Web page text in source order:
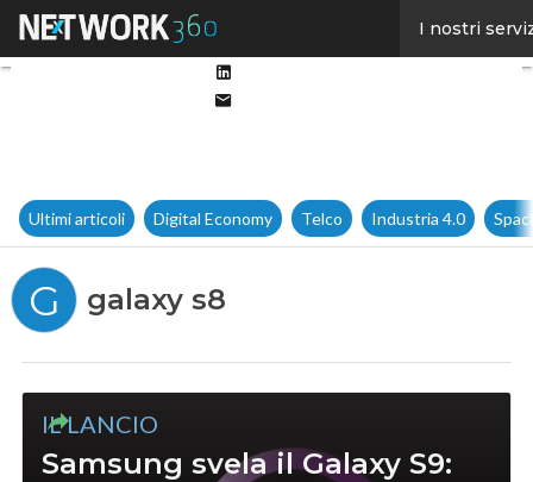
I nostri
Ultimi articoli Digital Economy Telco Industria 4.0
G galaxy s8
IL LANCIO
Samsung svela il Galaxy S9: